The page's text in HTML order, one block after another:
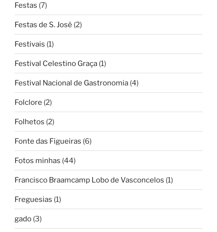
Festas (7)
Festas de S. José (2)
Festivais (1)
Festival Celestino Graça (1)
Festival Nacional de Gastronomia (4)
Folclore (2)
Folhetos (2)
Fonte das Figueiras (6)
Fotos minhas (44)
Francisco Braamcamp Lobo de Vasconcelos (1)
Freguesias (1)
gado (3)